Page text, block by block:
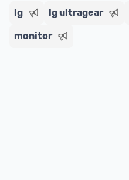
lg
lg ultragear
monitor